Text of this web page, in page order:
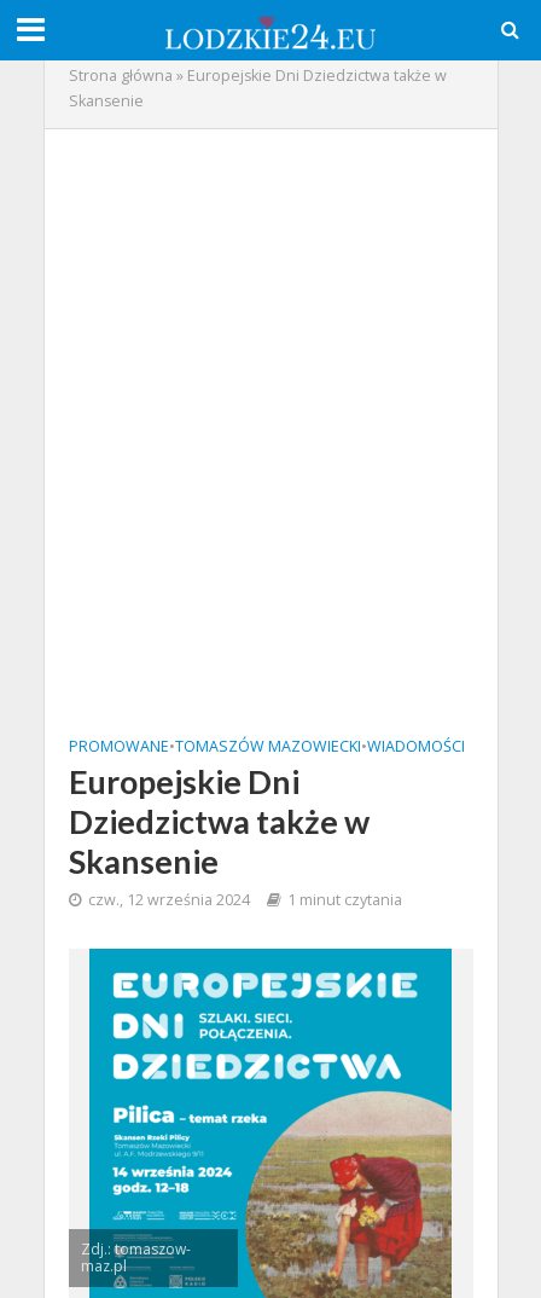
Strona główna » Europejskie Dni Dziedzictwa także w
Skansenie
PROMOWANE•TOMASZÓW MAZOWIECKI•WIADOMOŚCI
Europejskie Dni
Dziedzictwa także w
Skansenie
czw., 12 września 2024 1 minut czytania
Zdj.: tomaszow-
maz.pl